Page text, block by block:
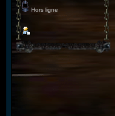
Hors ligne